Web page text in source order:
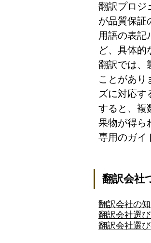
翻訳プロジ
が品質保証
用語の表記
ど、具体的
翻訳では、
ことがあり
ズに対応す
すると、複
果物が得ら
専用のガイ
翻訳会社
翻訳会社の
翻訳会社選
翻訳会社選